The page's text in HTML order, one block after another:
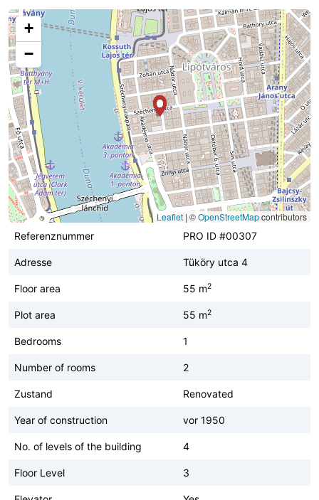
+
−
Leaflet | ©OpenStreetMapcontributors
Referenznummer
PRO ID #00307
Adresse Tüköry utca 4
Floor area 55 m2
Plot area 55 m2
Bedrooms 1
Number of rooms 2
Zustand Renovated
Year of construction vor 1950
No. of levels of the building 4
Floor Level 3